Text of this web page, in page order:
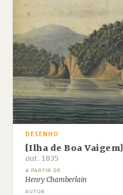
DESENHO
[Ilha de Boa Vaigem]
out. 1835
A PARTIR DE
Henry Chamberlain
AUTOR